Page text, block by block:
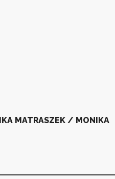
MATRASZEK / MONIKA